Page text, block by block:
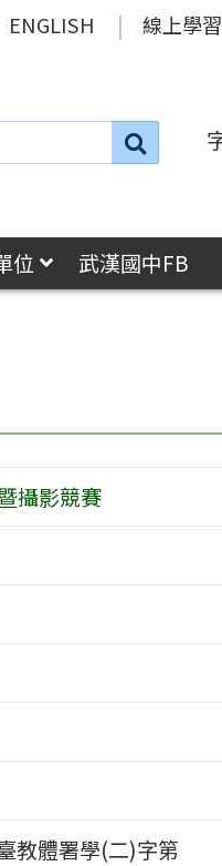
ENGLISH 線上學習
搜
位 武漢國中FB
攝影競賽
教體署學(二)字第